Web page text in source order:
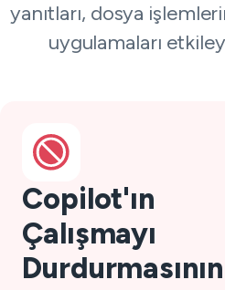
yanıtları, dosya
uygulamaları
Copilot'ın
Çalışmayı
Durdurmasının